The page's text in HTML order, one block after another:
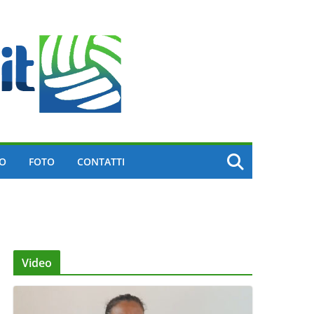
FOTO CONTATTI
Video